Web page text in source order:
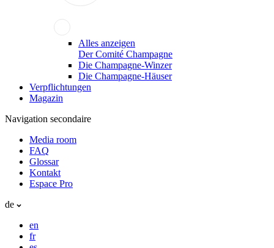
Alles anzeigen
Der Comité Champagne
Die Champagne-Winzer
Die Champagne-Häuser
Verpflichtungen
Magazin
Navigation secondaire
Media room
FAQ
Glossar
Kontakt
Espace Pro
de
en
fr